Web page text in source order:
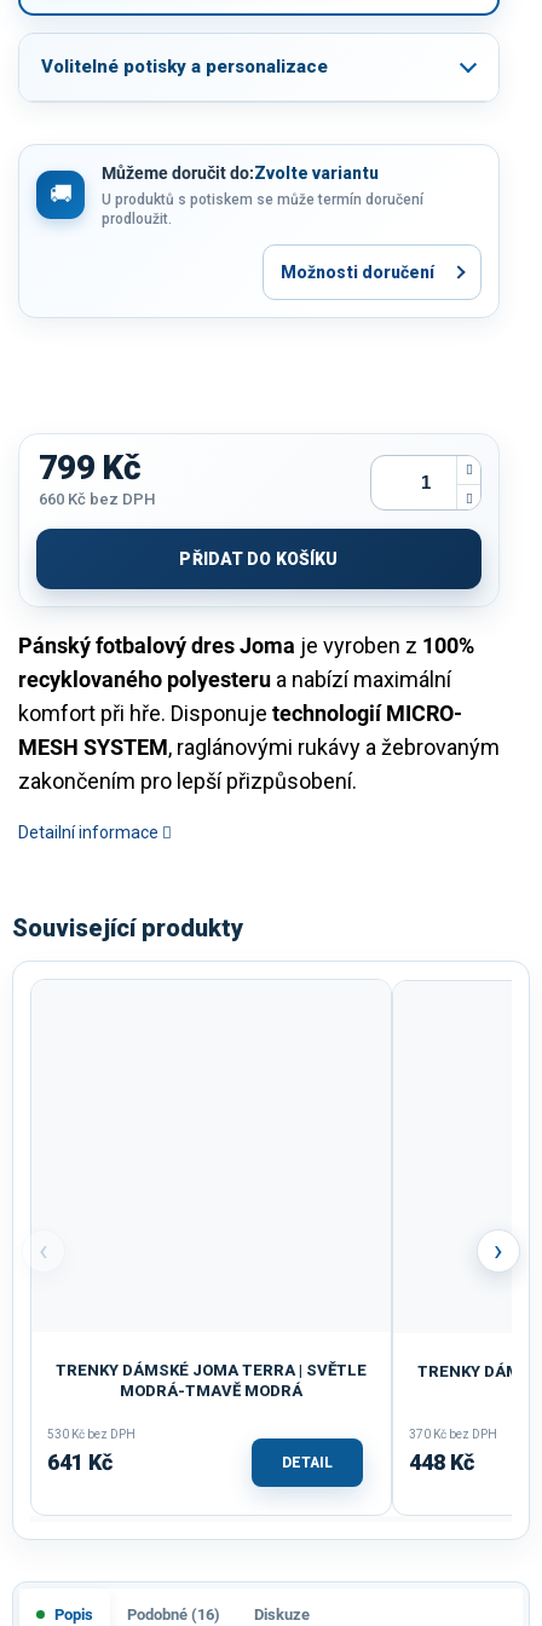
Volitelné potisky a personalizace
Můžeme doručit do:Zvolte variantu
U produktů s potiskem se může termín doručení
prodloužit.
Možnosti doručení
Pánský fotbalový dres Joma je vyroben z 100%
recyklovaného polyesteru a nabízí maximální
komfort při hře. Disponuje technologií MICRO-
MESH SYSTEM, raglánovými rukávy a žebrovaným
zakončením pro lepší přizpůsobení.
Detailní informace
799 Kč
660 Kč bez DPH
cena:
PŘIDAT DO KOŠÍKU
Související produkty
‹
TRENKY DÁMSKÉ JOMA TERRA | SVĚTLE
MODRÁ-TMAVĚ MODRÁ
530 Kč bez DPH
641 Kč DETAIL
TRENKY
370 Kč bez DPH
448 Kč
›
Popis Podobné (16) Diskuze